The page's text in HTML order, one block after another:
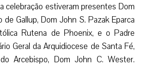
celebração estiveram presentes Dom
de Gallup, Dom John S. Pazak Eparca
Rutena de Phoenix, e o Padre
Geral da Arquidiocese de Santa Fé,
Arcebispo, Dom John C. Wester.